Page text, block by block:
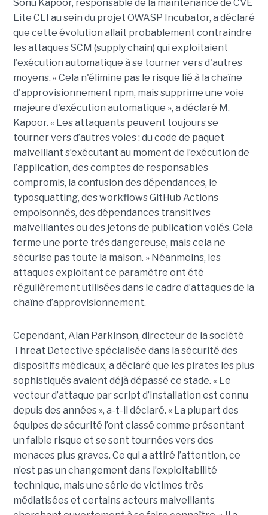
Sonu Kapoor, responsable de la maintenance de CVE
Lite CLI au sein du projet OWASP Incubator, a déclaré
que cette évolution allait probablement contraindre
les attaques SCM (supply chain) qui exploitaient
l'exécution automatique à se tourner vers d'autres
moyens. « Cela n'élimine pas le risque lié à la chaîne
d'approvisionnement npm, mais supprime une voie
majeure d'exécution automatique », a déclaré M.
Kapoor. « Les attaquants peuvent toujours se
tourner vers d’autres voies : du code de paquet
malveillant s’exécutant au moment de l’exécution de
l’application, des comptes de responsables
compromis, la confusion des dépendances, le
typosquatting, des workflows GitHub Actions
empoisonnés, des dépendances transitives
malveillantes ou des jetons de publication volés. Cela
ferme une porte très dangereuse, mais cela ne
sécurise pas toute la maison. » Néanmoins, les
attaques exploitant ce paramètre ont été
régulièrement utilisées dans le cadre d’attaques de la
chaîne d’approvisionnement.
Cependant, Alan Parkinson, directeur de la société
Threat Detective spécialisée dans la sécurité des
dispositifs médicaux, a déclaré que les pirates les plus
sophistiqués avaient déjà dépassé ce stade. « Le
vecteur d’attaque par script d’installation est connu
depuis des années », a-t-il déclaré. « La plupart des
équipes de sécurité l’ont classé comme présentant
un faible risque et se sont tournées vers des
menaces plus graves. Ce qui a attiré l’attention, ce
n’est pas un changement dans l’exploitabilité
technique, mais une série de victimes très
médiatisées et certains acteurs malveillants